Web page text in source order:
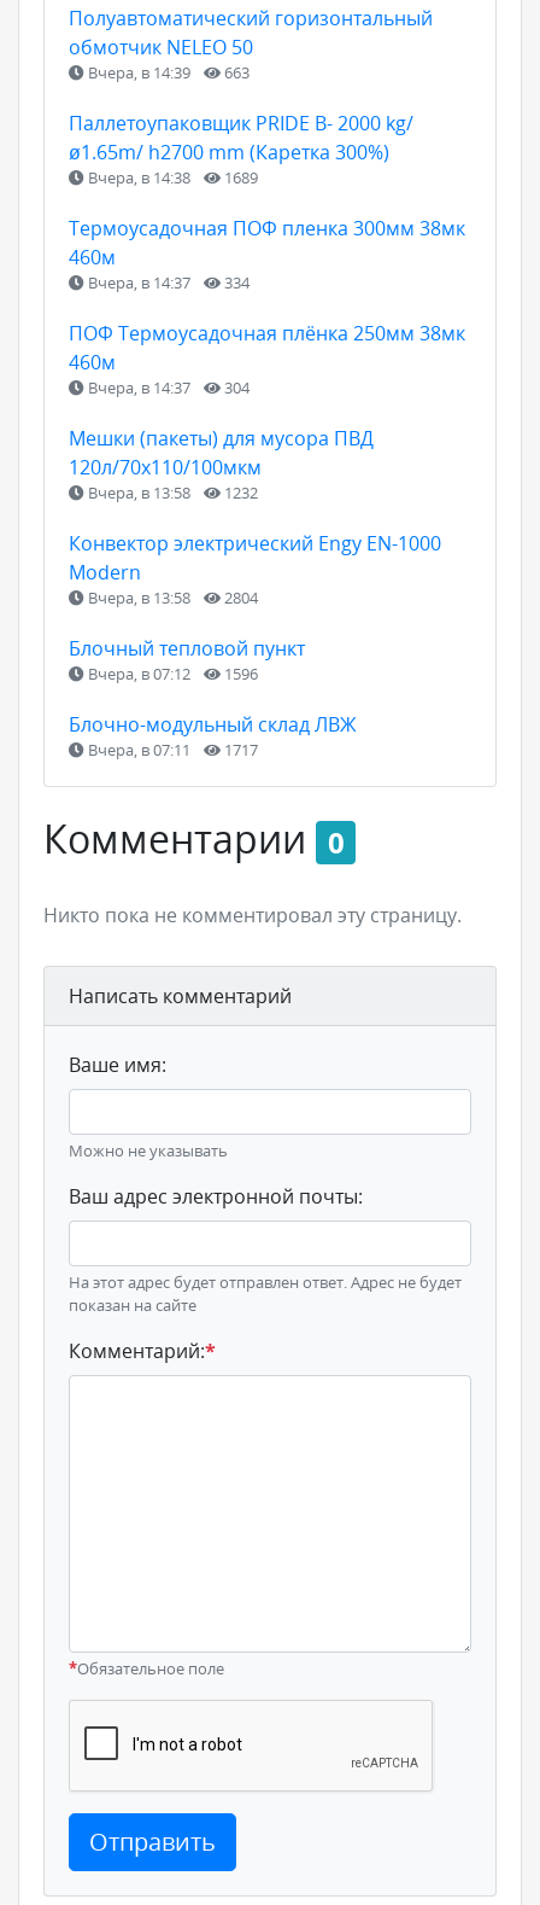
Полуавтоматический горизонтальный
обмотчик NELEO 50
Вчера, в 14:39 663
Паллетоупаковщик PRIDE В- 2000 kg/
ø1.65m/ h2700 mm (Каретка 300%)
Вчера, в 14:38 1689
Термоусадочная ПОФ пленка 300мм 38мк
460м
Вчера, в 14:37 334
ПОФ Термоусадочная плёнка 250мм 38мк
460м
Вчера, в 14:37 304
Мешки (пакеты) для мусора ПВД
120л/70х110/100мкм
Вчера, в 13:58 1232
Конвектор электрический Engy EN-1000
Modern
Вчера, в 13:58 2804
Блочный тепловой пункт
Вчера, в 07:12 1596
Блочно-модульный склад ЛВЖ
Вчера, в 07:11 1717
Комментарии 0
Никто пока не комментировал эту страницу.
Написать комментарий
Ваше имя:
Можно не указывать
Ваш адрес электронной почты:
На этот адрес будет отправлен ответ. Адрес не будет
показан на сайте
Комментарий:*
*Обязательное поле
Отправить